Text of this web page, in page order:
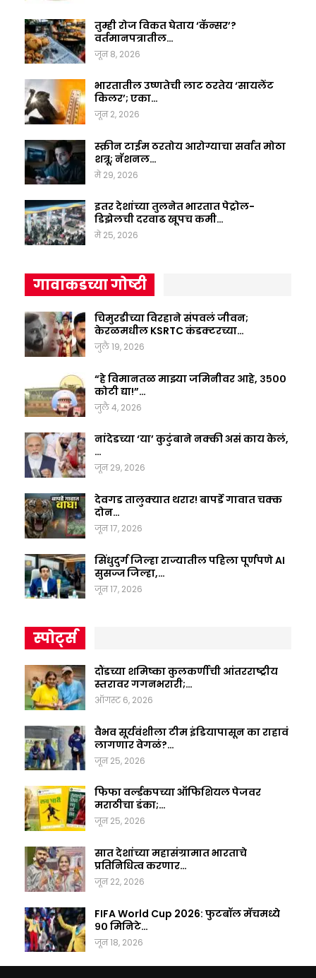
तुम्ही रोज विकत घेताय ‘कॅन्सर’?
वर्तमानपत्रातील…
जून 8, 2026
भारतातील उष्णतेची लाट ठरतेय ‘सायलेंट
किलर’; एका…
जून 2, 2026
स्क्रीन टाईम ठरतोय आरोग्याचा सर्वात मोठा
शत्रू; नॅशनल…
मे 29, 2026
इतर देशांच्या तुलनेत भारतात पेट्रोल-
डिझेलची दरवाढ खूपच कमी…
मे 25, 2026
गावाकडच्या गोष्टी
चिमुरडीच्या विरहाने संपवलं जीवन;
केरळमधील KSRTC कंडक्टरच्या…
जुलै 19, 2026
“हे विमानतळ माझ्या जमिनीवर आहे, ३५००
कोटी द्या!”…
जुलै 4, 2026
नांदेडच्या ‘या’ कुटुंबाने नक्की असं काय केलं,
…
जून 29, 2026
देवगड तालुक्यात थरार! बापर्डे गावात चक्क
दोन…
जून 17, 2026
सिंधुदुर्ग जिल्हा राज्यातील पहिला पूर्णपणे AI
सुसज्ज जिल्हा,…
जून 17, 2026
स्पोर्ट्स
दौंडच्या शमिष्का कुलकर्णीची आंतरराष्ट्रीय
स्तरावर गगनभरारी;…
ऑगस्ट 6, 2026
वैभव सूर्यवंशीला टीम इंडियापासून का राहावं
लागणार वेगळं?…
जून 25, 2026
फिफा वर्ल्डकपच्या ऑफिशियल पेजवर
मराठीचा डंका;…
जून 25, 2026
सात देशांच्या महासंग्रामात भारताचे
प्रतिनिधित्व करणार…
जून 22, 2026
FIFA World Cup 2026: फुटबॉल मॅचमध्ये
९० मिनिटे…
जून 18, 2026